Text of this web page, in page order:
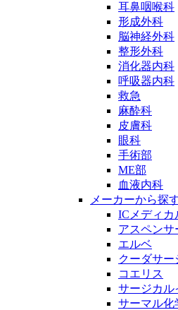
耳鼻咽喉科
形成外科
脳神経外科
整形外科
消化器内科
呼吸器内科
救急
麻酔科
皮膚科
眼科
手術部
ME部
血液内科
メーカーから探
ICメディカ
アスペンサ
エルベ
クーダサー
コエリス
サージカル
サーマル化